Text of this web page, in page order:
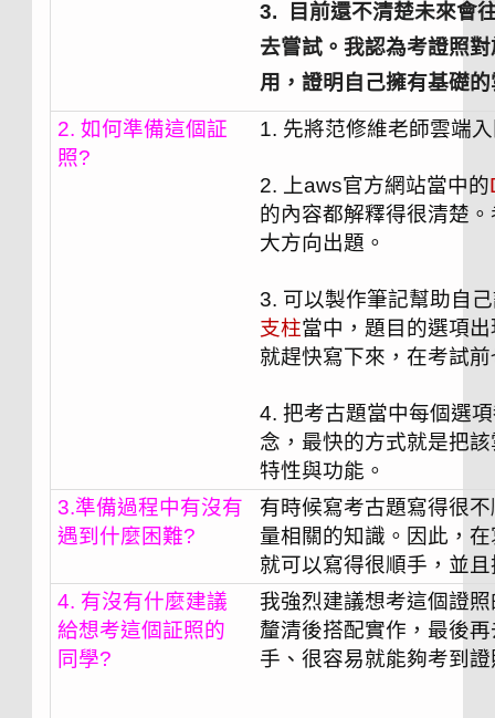
3. 目前還不清楚未來會
去嘗試。我認為考證照
用，證明自己擁有基礎
2. 如何準備這個証
照?
1. 先將范修維老師雲端
2. 上aws官方網站當中的
的內容都解釋得很清楚
大方向出題。
3. 可以製作筆記幫助自
支柱當中，題目的選項
就趕快寫下來，在考試
4. 把考古題當中每個選
念，最快的方式就是把
特性與功能。
3.準備過程中有沒有
遇到什麼困難?
有時候寫考古題寫得很
量相關的知識。因此，
就可以寫得很順手，並
4. 有沒有什麼建議
給想考這個証照的
同學?
我強烈建議想考這個證
釐清後搭配實作，最後
手、很容易就能夠考到